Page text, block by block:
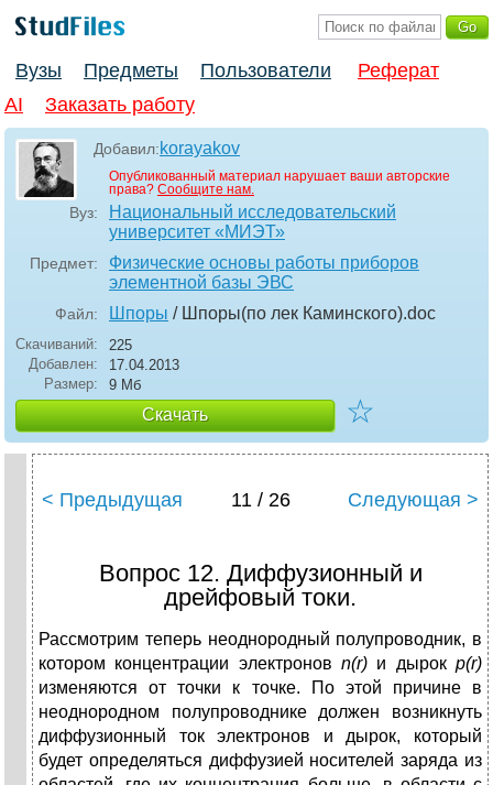
Вузы Предметы Пользователи
Реферат
AI
Заказать работу
Добавил:korayakov
Опубликованный материал нарушает ваши авторские
права? Сообщите нам.
Вуз:
Национальный исследовательский
университет «МИЭТ»
Предмет:
Физические основы работы приборов
элементной базы ЭВС
Файл: Шпоры / Шпоры(по лек Каминского).doc
Скачиваний:
225
Добавлен:
17.04.2013
Размер:
9 Мб
Скачать ☆
< Предыдущая 11 / 26 Следующая >
Вопрос 12. Диффузионный и
дрейфовый токи.
Рассмотрим теперь неоднородный полупроводник, в
котором концентрации электронов n(r) и дырок р(r)
изменяются от точки к точке. По этой причине в
неоднородном полупроводнике должен возникнуть
диффузионный ток электронов и дырок, который
будет определяться диффузией носителей заряда из